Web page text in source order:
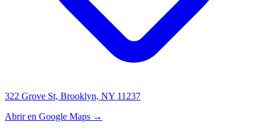
322 Grove St, Brooklyn, NY 11237
Abrir en Google Maps →